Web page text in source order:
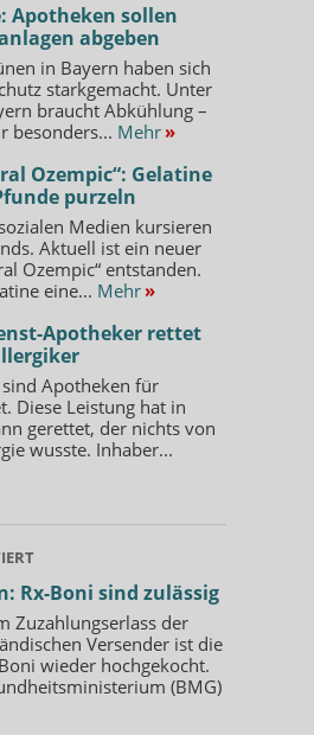
Apotheken sollen
abgeben
in Bayern haben sich
starkgemacht. Unter
braucht Abkühlung –
besonders... Mehr »
Ozempic“: Gelatine
purzeln
Medien kursieren
Aktuell ist ein neuer
Ozempic“ entstanden.
eine... Mehr »
Apotheker rettet
sind Apotheken für
Diese Leistung hat in
gerettet, der nichts von
wusste. Inhaber...
Rx-Boni sind zulässig
Zuzahlungserlass der
Versender ist die
wieder hochgekocht.
(BMG)